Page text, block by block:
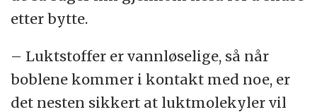
etter bytte.
– Luktstoffer er vannløselige, så når
boblene kommer i kontakt med noe, er
det nesten sikkert at luktmolekyler vil